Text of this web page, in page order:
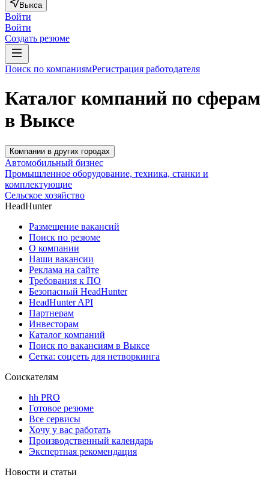
Выкса
Войти
Войти
Создать резюме
Поиск по компаниямРегистрация работодателя
Каталог компаний по сферам
в Выксе
Компании в других городах
Автомобильный бизнес
Промышленное оборудование, техника, станки и
комплектующие
Сельское хозяйство
HeadHunter
Размещение вакансий
Поиск по резюме
О компании
Наши вакансии
Реклама на сайте
Требования к ПО
Безопасный HeadHunter
HeadHunter API
Партнерам
Инвесторам
Каталог компаний
Поиск по вакансиям в Выксе
Сетка: соцсеть для нетворкинга
Соискателям
hh PRO
Готовое резюме
Все сервисы
Хочу у вас работать
Производственный календарь
Экспертная рекомендация
Новости и статьи